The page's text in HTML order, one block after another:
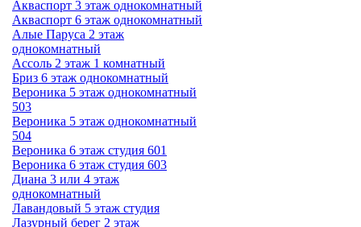
Акваспорт 3 этаж однокомнатный
Акваспорт 6 этаж однокомнатный
Алые Паруса 2 этаж
однокомнатный
Ассоль 2 этаж 1 комнатный
Бриз 6 этаж однокомнатный
Вероника 5 этаж однокомнатный
503
Вероника 5 этаж однокомнатный
504
Вероника 6 этаж студия 601
Вероника 6 этаж студия 603
Диана 3 или 4 этаж
однокомнатный
Лавандовый 5 этаж студия
Лазурный берег 2 этаж